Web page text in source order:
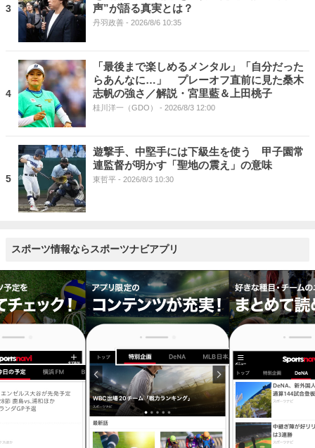
3
声”が語る真実とは？
丹羽政善 - 2026/8/6 10:35
4
「最後まで楽しめるメンタル」「自分だった
らあんなに…」 プレーオフ直前に見た桑木
志帆の強さ／解説・宮里藍＆上田桃子
桂川洋一（GDO） - 2026/8/3 12:00
5
遊撃手、中堅手には下級生を使う 甲子園常
連監督が明かす「聖地の震え」の意味
東哲平 - 2026/8/3 10:30
スポーツ情報ならスポーツナビアプリ